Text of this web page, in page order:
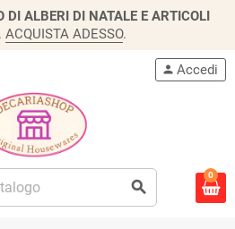
DI ALBERI DI NATALE E ARTICOLI
. ACQUISTA ADESSO.
search
person Accedi
0